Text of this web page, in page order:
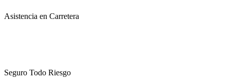
Asistencia en Carretera
Seguro Todo Riesgo